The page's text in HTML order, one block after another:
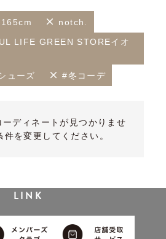
notch.
LIFE GREEN STOREイオ
ューズ #冬コーデ
ディネートが見つかりませ
を変更してください。
LINK